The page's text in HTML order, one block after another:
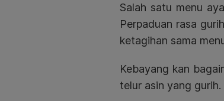
Salah satu menu
Perpaduan rasa
ketagihan sama
Kebayang kan
telur asin yang gurih.